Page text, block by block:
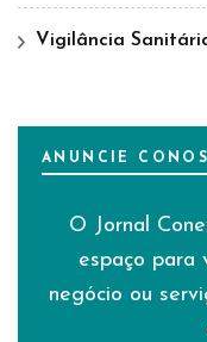
Vigilância
ANUNCIE
O Jornal
espaço para
negócio ou